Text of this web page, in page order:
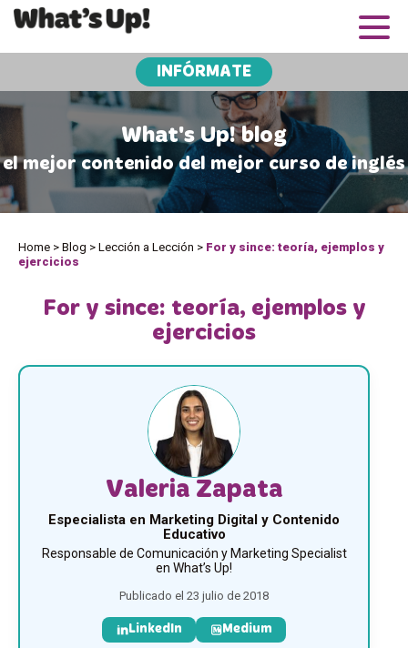
INFÓRMATE
What's Up! blog
el mejor contenido del mejor curso de inglés
Home > Blog > Lección a Lección > For y since: teoría, ejemplos y
ejercicios
For y since: teoría, ejemplos y
ejercicios
Valeria Zapata
Especialista en Marketing Digital y Contenido
Educativo
Responsable de Comunicación y Marketing Specialist
en What’s Up!
Publicado el 23 julio de 2018
LinkedIn Medium